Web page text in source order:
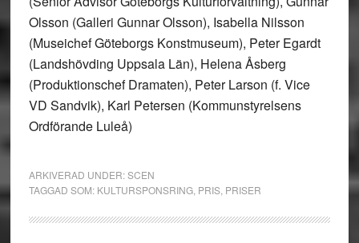
Olsson (Galleri Gunnar Olsson), Isabella Nilsson
(Museichef Göteborgs Konstmuseum), Peter Egardt
(Landshövding Uppsala Län), Helena Åsberg
(Produktionschef Dramaten), Peter Larson (f. Vice
VD Sandvik), Karl Petersen (Kommunstyrelsens
Ordförande Luleå)
ARKIVERAD UNDER:SCEN
TAGGAD SOM: KULTURSPONSRING, PRIS, PRISER